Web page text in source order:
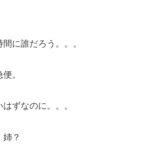
に誰だろう。。。
。
ずなのに。。。
？